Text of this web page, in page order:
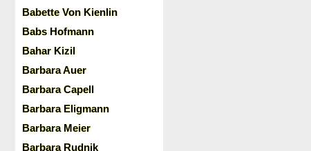
Babette Von Kienlin
Babs Hofmann
Bahar Kizil
Barbara Auer
Barbara Capell
Barbara Eligmann
Barbara Meier
Barbara Rudnik